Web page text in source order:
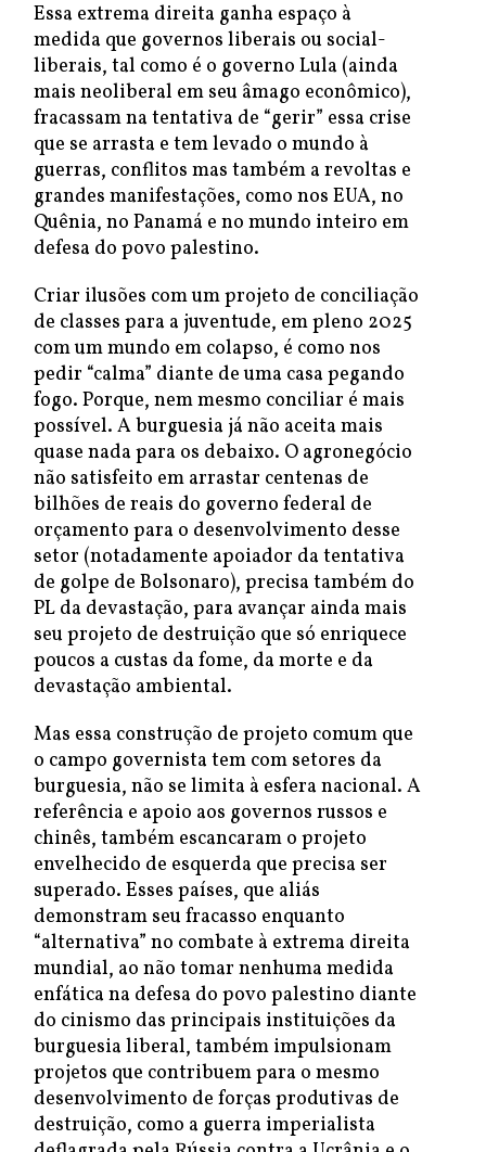
Essa extrema direita ganha espaço à
medida que governos liberais ou social-
liberais, tal como é o governo Lula (ainda
mais neoliberal em seu âmago econômico),
fracassam na tentativa de “gerir” essa crise
que se arrasta e tem levado o mundo à
guerras, conflitos mas também a revoltas e
grandes manifestações, como nos EUA, no
Quênia, no Panamá e no mundo inteiro em
defesa do povo palestino.
Criar ilusões com um projeto de conciliação
de classes para a juventude, em pleno 2025
com um mundo em colapso, é como nos
pedir “calma” diante de uma casa pegando
fogo. Porque, nem mesmo conciliar é mais
possível. A burguesia já não aceita mais
quase nada para os debaixo. O agronegócio
não satisfeito em arrastar centenas de
bilhões de reais do governo federal de
orçamento para o desenvolvimento desse
setor (notadamente apoiador da tentativa
de golpe de Bolsonaro), precisa também do
PL da devastação, para avançar ainda mais
seu projeto de destruição que só enriquece
poucos a custas da fome, da morte e da
devastação ambiental.
Mas essa construção de projeto comum que
o campo governista tem com setores da
burguesia, não se limita à esfera nacional. A
referência e apoio aos governos russos e
chinês, também escancaram o projeto
envelhecido de esquerda que precisa ser
superado. Esses países, que aliás
demonstram seu fracasso enquanto
“alternativa” no combate à extrema direita
mundial, ao não tomar nenhuma medida
enfática na defesa do povo palestino diante
do cinismo das principais instituições da
burguesia liberal, também impulsionam
projetos que contribuem para o mesmo
desenvolvimento de forças produtivas de
destruição, como a guerra imperialista